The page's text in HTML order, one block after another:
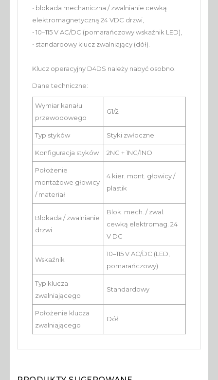
• blokada mechaniczna / zwalnianie cewką
elektromagnetyczną 24 VDC drzwi,
• 10–115 V AC/DC (pomarańczowy wskaźnik LED),
• standardowy klucz zwalniający (dół).
Klucz operacyjny D4DS należy nabyć osobno.
Dane techniczne:
Wymiar kanału
przewodowego
G1/2
Typ styków Styki zwłoczne
Konfiguracja styków 2NC + 1NC/1NO
Położenie
montażowe głowicy
/ materiał
4 kier. mont. głowicy /
plastik
Blokada / zwalnianie
drzwi
Blok. mech. / zwal.
cewką elektromag. 24
V DC
Wskaźnik
10–115 V AC/DC (LED,
pomarańczowy)
Typ klucza
zwalniającego
Standardowy
Położenie klucza
zwalniającego
Dół